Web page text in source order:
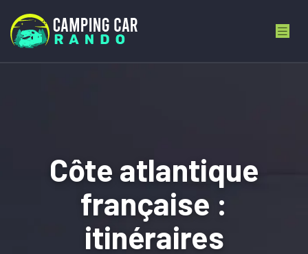
Côte atlantique
française :
itinéraires